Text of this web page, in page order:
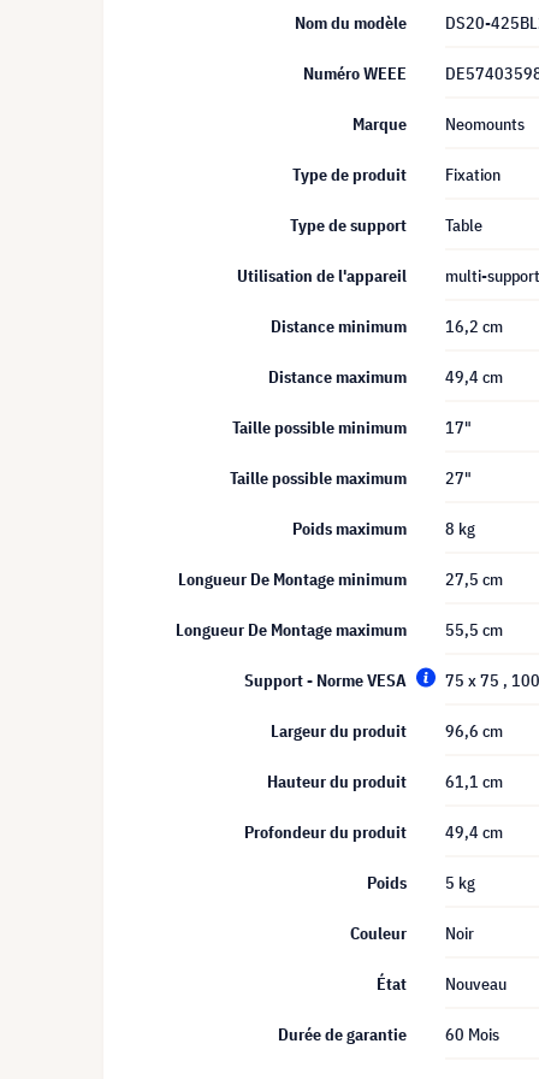
Nom du modèle DS20-
Numéro WEEE
Marque Neomounts
Type de produit Fixation
Type de support Table
Utilisation de l'appareil multi-support
Distance minimum 16,2 cm
Distance maximum 49,4 cm
Taille possible minimum 17"
Taille possible maximum 27"
Poids maximum 8 kg
Longueur De Montage minimum 27,5 cm
Longueur De Montage maximum 55,5 cm
Support - Norme VESA 75 x 75 ,
Largeur du produit 96,6 cm
Hauteur du produit 61,1 cm
Profondeur du produit 49,4 cm
Poids 5 kg
Couleur Noir
État Nouveau
Durée de garantie 60 Mois